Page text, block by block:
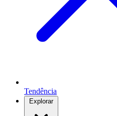
Tendência
Explorar